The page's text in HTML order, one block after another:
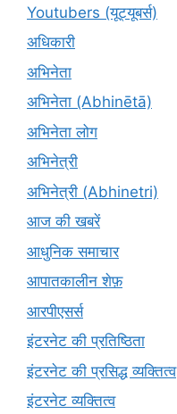
Youtubers (यूट्यूबर्स)
अधिकारी
अभिनेता
अभिनेता (Abhinētā)
अभिनेता लोग
अभिनेत्री
अभिनेत्री (Abhinetri)
आज की खबरें
आधुनिक समाचार
आपातकालीन शेफ़
आरपीएसर्स
इंटरनेट की प्रतिष्ठिता
इंटरनेट की प्रसिद्ध व्यक्तित्व
इंटरनेट व्यक्तित्व